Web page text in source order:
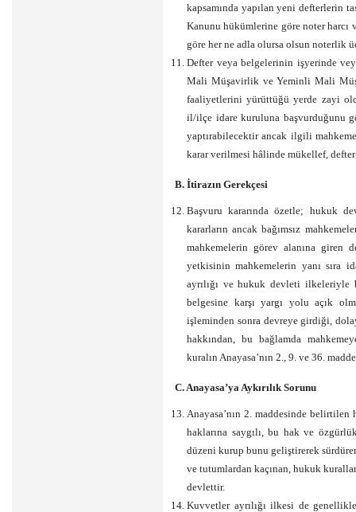
kapsamında yapılan yeni defterlerin
Kanunu hükümlerine göre noter
göre her ne adla olursa olsun noterlik
Defter veya belgelerinin işyerinde
Mali Müşavirlik ve Yeminli Mali
faaliyetlerini yürüttüğü yerde zayi
il/ilçe idare kuruluna başvurduğunu
yaptırabilecektir ancak ilgili
karar verilmesi hâlinde mükellef, defter
B. İtirazın Gerekçesi
Başvuru kararında özetle; hukuk
kararların ancak bağımsız
mahkemelerin görev alanına giren
yetkisinin mahkemelerin yanı sıra
ayrılığı ve hukuk devleti ilkeleriyle
belgesine karşı yargı yolu açık
işleminden sonra devreye girdiği,
hakkından, bu bağlamda
kuralın Anayasa’nın 2., 9. ve 36.
C. Anayasa’ya Aykırılık Sorunu
Anayasa’nın 2. maddesinde
haklarına saygılı, bu hak ve
düzeni kurup bunu geliştirerek
ve tutumlardan kaçınan, hukuk
devlettir.
Kuvvetler ayrılığı ilkesi de